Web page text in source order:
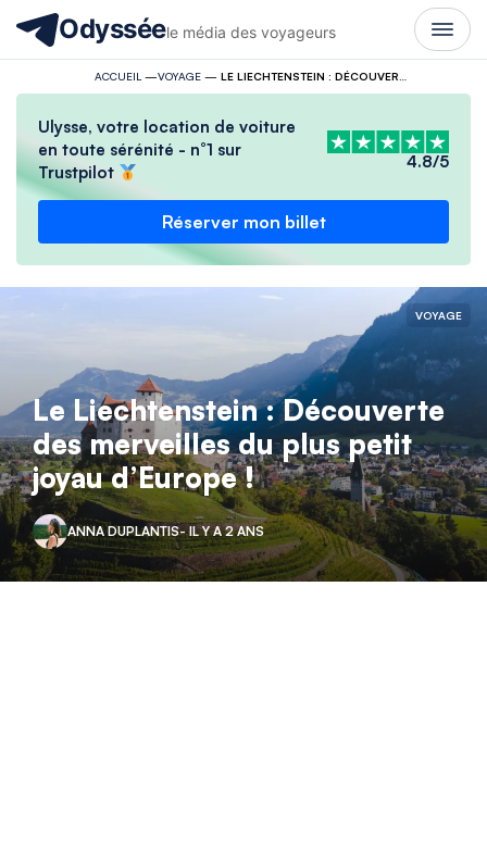
Odysséele média des voyageurs
ACCUEIL —VOYAGE—
Ulysse, votre location de voiture
en toute sérénité - n°1 sur
Trustpilot
4.8/5
Réserver mon billet
VOYAGE
Le Liechtenstein : Découverte
des merveilles du plus petit
joyau d’Europe !
ANNA DUPLANTIS- IL Y A 2 ANS